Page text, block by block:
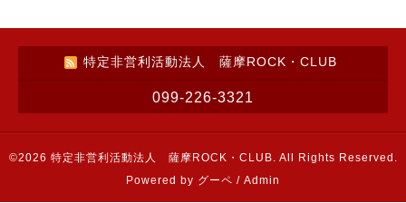
特定非営利活動法人 薩摩ROCK・CLUB
099-226-3321
©2026 特定非営利活動法人 薩摩ROCK・CLUB. All Rights Reserved.
Powered by グーペ / Admin